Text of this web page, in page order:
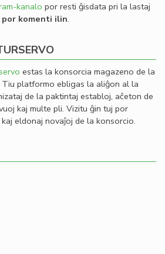
kanalo por resti ĝisdata pri la lastaj
por komenti ilin.
estas la konsorcia magazeno de la
Tiu platformo ebligas la aliĝon al la
de la paktintaj establoj, aĉeton de
kaj multe pli. Vizitu ĝin tuj por
eldonaj novaĵoj de la konsorcio.